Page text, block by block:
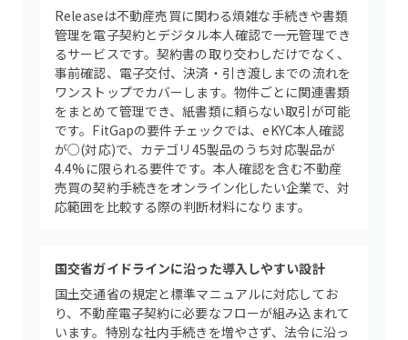
Releaseは不動産売買に関わる煩雑な手続きや書類
管理を電子契約とデジタル本人確認で一元管理でき
るサービスです。契約書の取り交わしだけでなく、
事前確認、電子交付、決済・引き渡しまでの流れを
ワンストップでカバーします。物件ごとに関連書類
をまとめて管理でき、紙書類に頼らない取引が可能
です。FitGapの要件チェックでは、eKYC本人確認
が○(対応)で、カテゴリ45製品のうち対応製品が
4.4%に限られる要件です。本人確認を含む不動産
売買の契約手続きをオンライン化したい企業で、対
応範囲を比較する際の判断材料になります。
国交省ガイドラインに沿った導入しやすい設計
国土交通省の規定と標準マニュアルに対応してお
り、不動産電子契約に必要なフローが組み込まれて
います。特別な社内手続きを増やさず、法令に沿っ